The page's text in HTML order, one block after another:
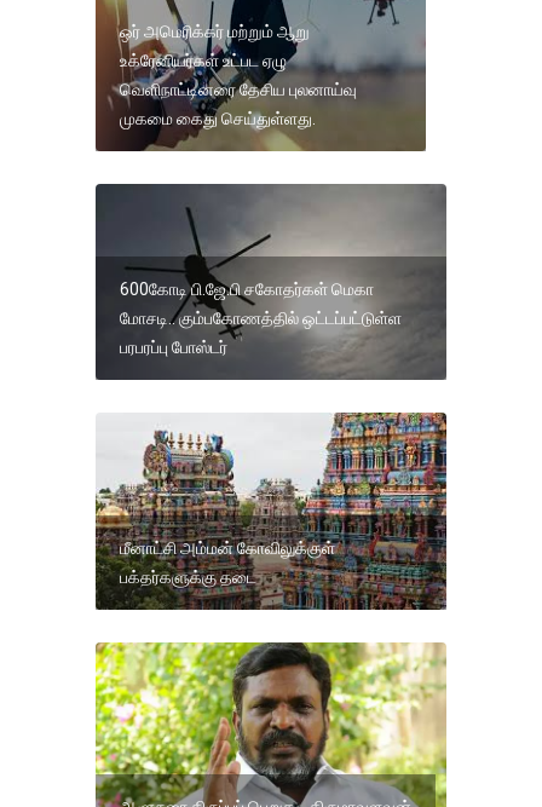
ஒர் அமெரிக்கர் மற்றும் ஆறு
உக்ரேனியர்கள் உட்பட ஏழு
வெளிநாட்டினரை தேசிய புலனாய்வு
முகமை கைது செய்துள்ளது.
600கோடி பி.ஜே.பி சகோதர்கள் மெகா
மோசடி.. கும்பகோணத்தில் ஒட்டப்பட்டுள்ள
பரபரப்பு போஸ்டர்
மீனாட்சி அம்மன் கோவிலுக்குள்
பக்தர்களுக்கு தடை